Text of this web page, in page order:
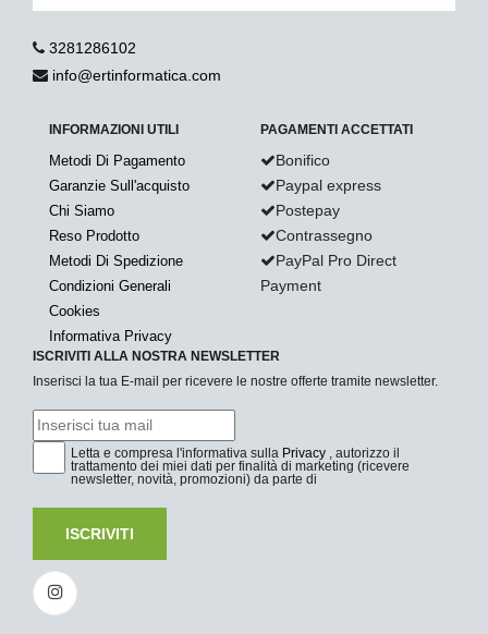
3281286102
info@ertinformatica.com
INFORMAZIONI UTILI
Metodi Di Pagamento
Garanzie Sull'acquisto
Chi Siamo
Reso Prodotto
Metodi Di Spedizione
Condizioni Generali
Cookies
Informativa Privacy
PAGAMENTI ACCETTATI
Bonifico
Paypal express
Postepay
Contrassegno
PayPal Pro Direct
Payment
ISCRIVITI ALLA NOSTRA NEWSLETTER
Inserisci la tua E-mail per ricevere le nostre offerte tramite newsletter.
Letta e compresa l'informativa sulla Privacy , autorizzo il
trattamento dei miei dati per finalità di marketing (ricevere
newsletter, novità, promozioni) da parte di
ISCRIVITI